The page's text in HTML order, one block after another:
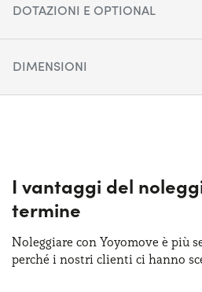
Alimentazione:
Posti auto:5
Potenza:
DOTAZIONI E OPTIONAL
Display touchscreen da 10"
Fari anteriori LED
DIMENSIONI
Altezza: 169 cm
Bagagliaio (max):
Bagagliaio (min): 580 lt
I vantaggi del
termine
Noleggiare con Yoyomove è più
perché i nostri clienti ci hanno